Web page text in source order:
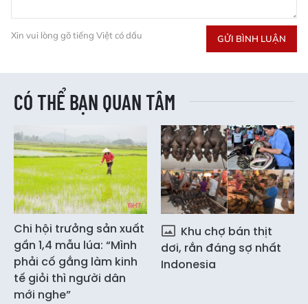
Xin vui lòng gõ tiếng Việt có dấu GỬI BÌNH LUẬN
CÓ THỂ BẠN QUAN TÂM
Chi hội trưởng sản xuất
gần 1,4 mẫu lúa: “Mình
phải cố gắng làm kinh
tế giỏi thì người dân
mới nghe”
Khu chợ bán thịt
dơi, rắn đáng sợ nhất
Indonesia